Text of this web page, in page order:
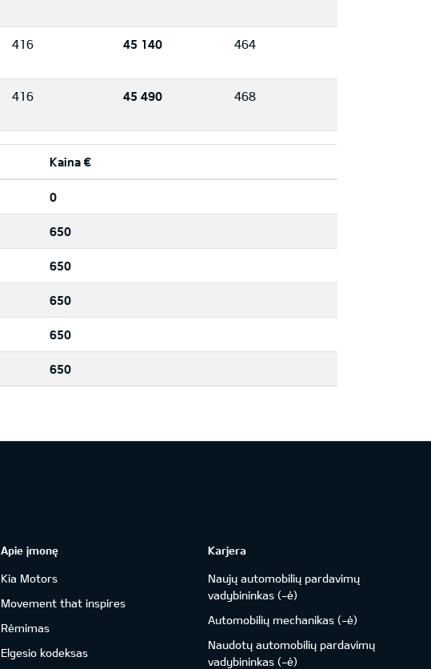
416 45 140 464
416 45 490 468
Kaina €
0
650
650
650
650
650
Apie įmonę
Kia Motors
Movement that inspires
Rėmimas
Elgesio kodeksas
Karjera
Naujų automobilių pardavimų
vadybininkas (-ė)
Automobilių mechanikas (-ė)
Naudotų automobilių pardavimų
vadybininkas (-ė)